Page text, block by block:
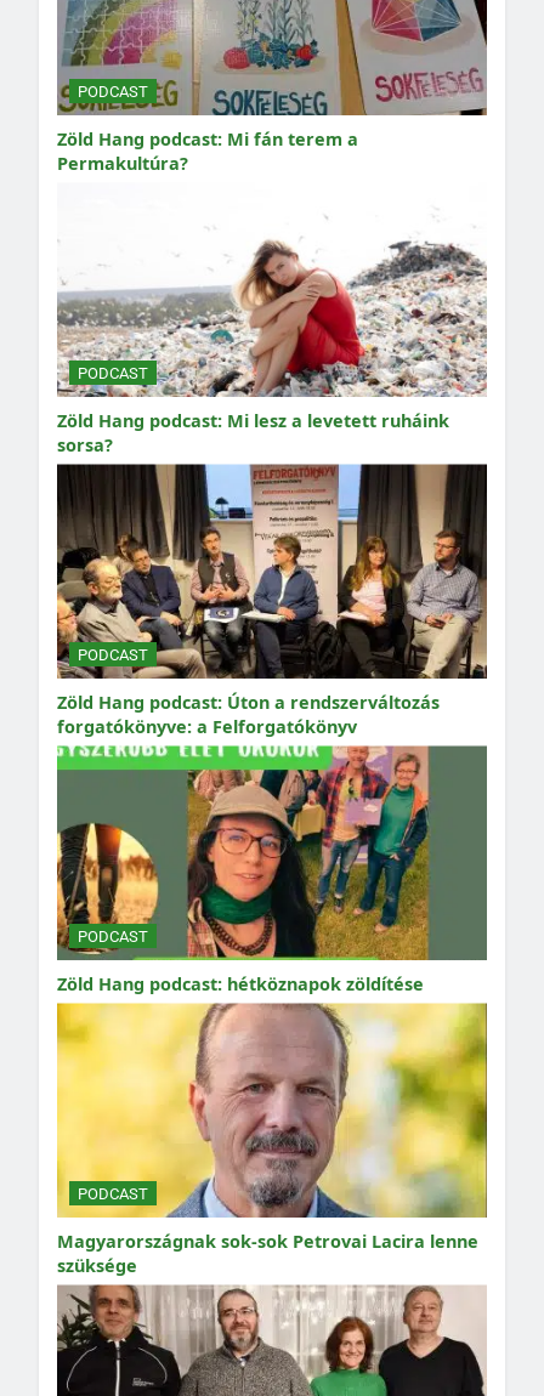
PODCAST
Zöld Hang podcast: Mi fán terem a
Permakultúra?
PODCAST
Zöld Hang podcast: Mi lesz a levetett ruháink
sorsa?
PODCAST
Zöld Hang podcast: Úton a rendszerváltozás
forgatókönyve: a Felforgatókönyv
PODCAST
Zöld Hang podcast: hétköznapok zöldítése
PODCAST
Magyarországnak sok-sok Petrovai Lacira lenne
szüksége